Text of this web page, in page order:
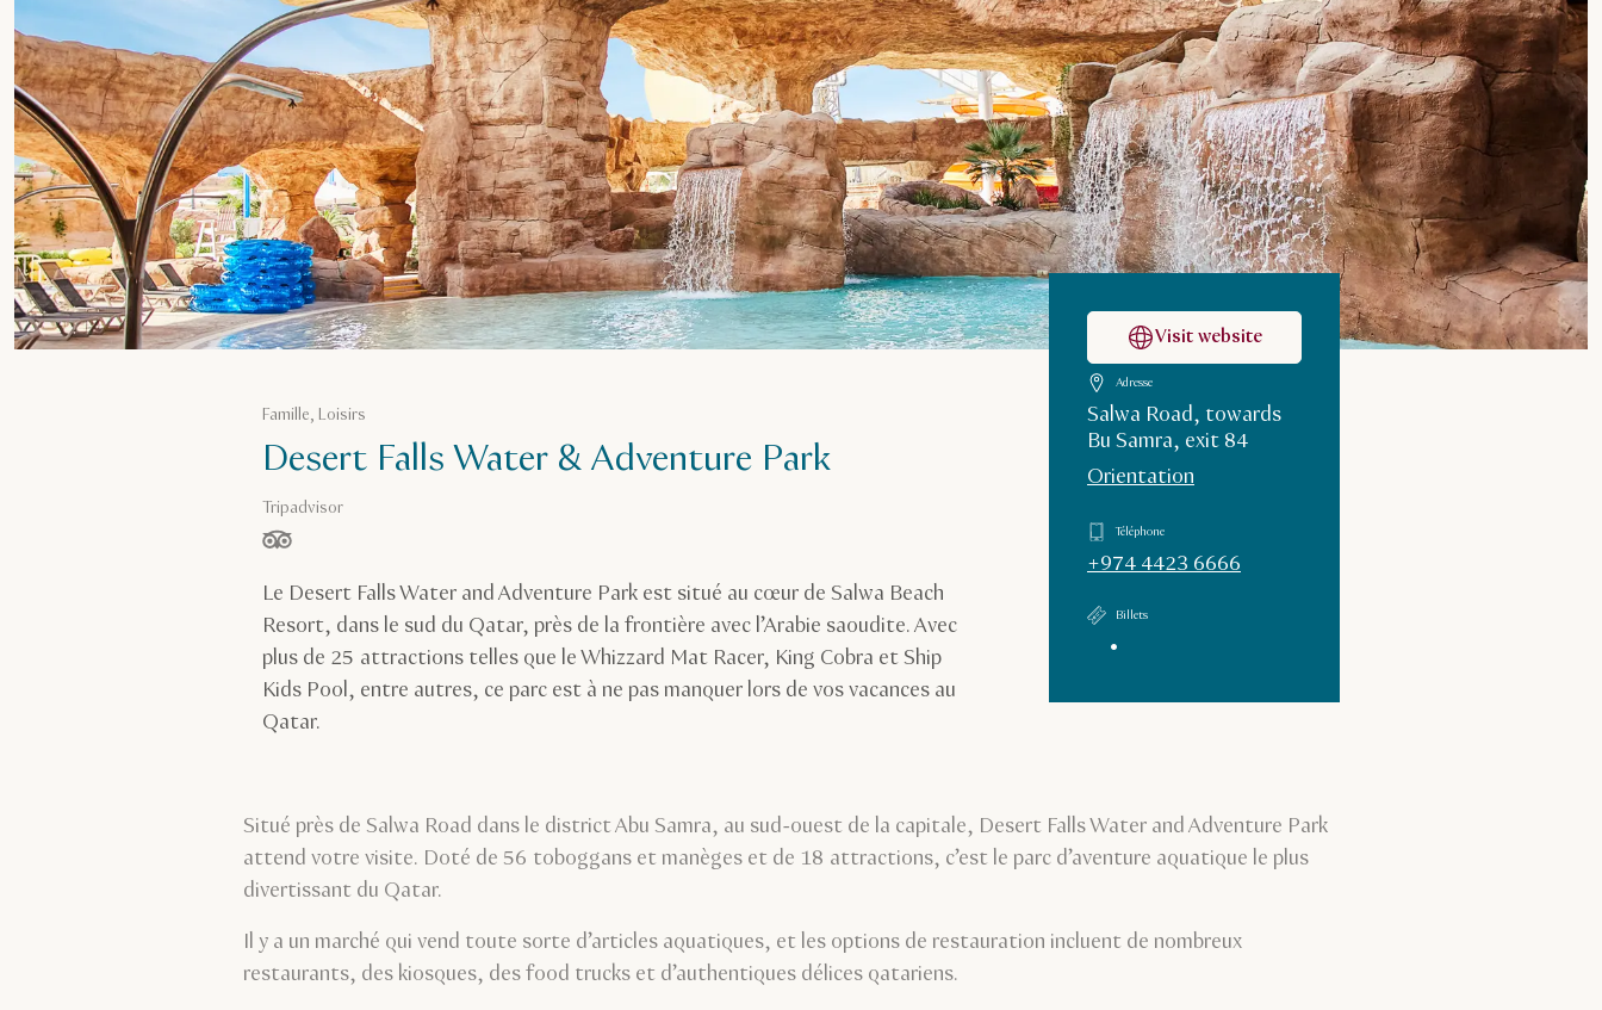
Famille, Loisirs
Desert Falls Water & Adventure Park
Tripadvisor
étoiles sur 5, basé sur
Le Desert Falls Water and Adventure Park est situé au cœur de Salwa Beach
Resort, dans le sud du Qatar, près de la frontière avec l’Arabie saoudite. Avec
plus de 25 attractions telles que le Whizzard Mat Racer, King Cobra et Ship
Kids Pool, entre autres, ce parc est à ne pas manquer lors de vos vacances au
Qatar.
Visit website
Adresse
Salwa Road, towards
Bu Samra, exit 84
Orientation
Téléphone
+974 4423 6666
Billets
Situé près de Salwa Road dans le district Abu Samra, au sud-ouest de la capitale, Desert Falls Water and Adventure Park
attend votre visite. Doté de 56 toboggans et manèges et de 18 attractions, c’est le parc d’aventure aquatique le plus
divertissant du Qatar.
Il y a un marché qui vend toute sorte d’articles aquatiques, et les options de restauration incluent de nombreux
restaurants, des kiosques, des food trucks et d’authentiques délices qatariens.